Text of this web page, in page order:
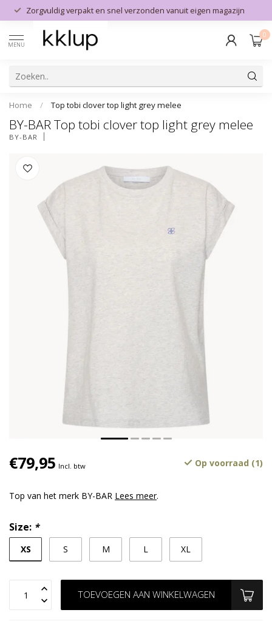
Zorgvuldig verpakt en snel verzonden vanuit eigen magazijn
MENU
0
Home / Top tobi clover top light grey melee
BY-BAR Top tobi clover top light grey melee
BY-BAR
€79,95 Incl. btw Op voorraad (1)
Top van het merk BY-BAR Lees meer.
Size: *
XS S M L XL
TOEVOEGEN AAN WINKELWAGEN